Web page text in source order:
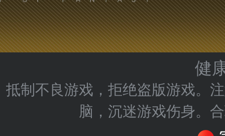
健
抵制不良游戏，拒绝盗版游戏。
脑，沉迷游戏伤身。